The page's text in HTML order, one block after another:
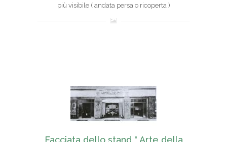
più visibile ( andata persa o ricoperta )